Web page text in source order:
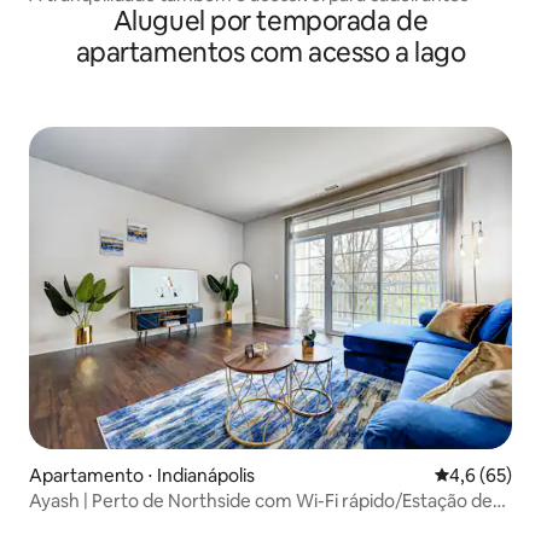
Aluguel por temporada de
apartamentos com acesso a lago
Apartamento ⋅ Indianápolis 4,6 de uma
4,6 (65)
Ayash | Perto de Northside com Wi-Fi rápido/Estação de